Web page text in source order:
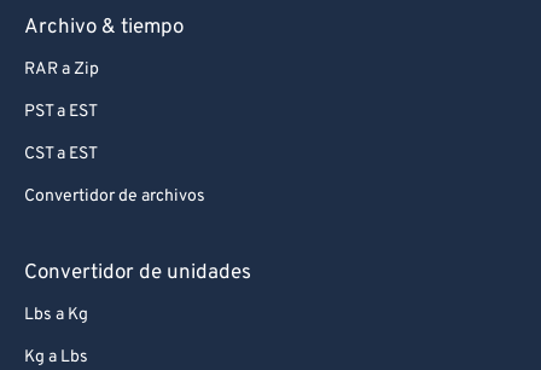
Archivo & tiempo
RAR a Zip
PST a EST
CST a EST
Convertidor de archivos
Convertidor de unidades
Lbs a Kg
Kg a Lbs